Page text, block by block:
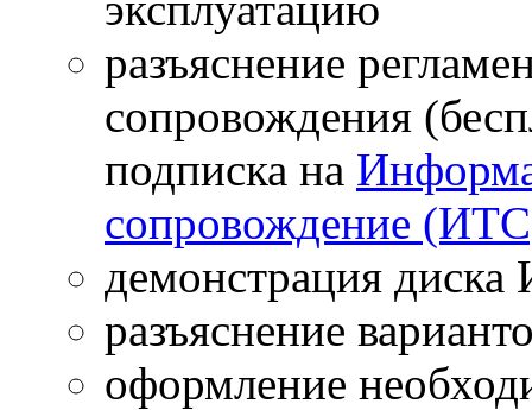
разъяснение
сопровождения
подписка на
сопровождение
демонстрация
разъяснение
оформление